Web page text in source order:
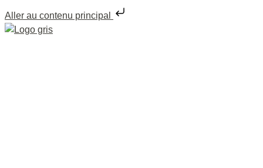
Aller au contenu principal